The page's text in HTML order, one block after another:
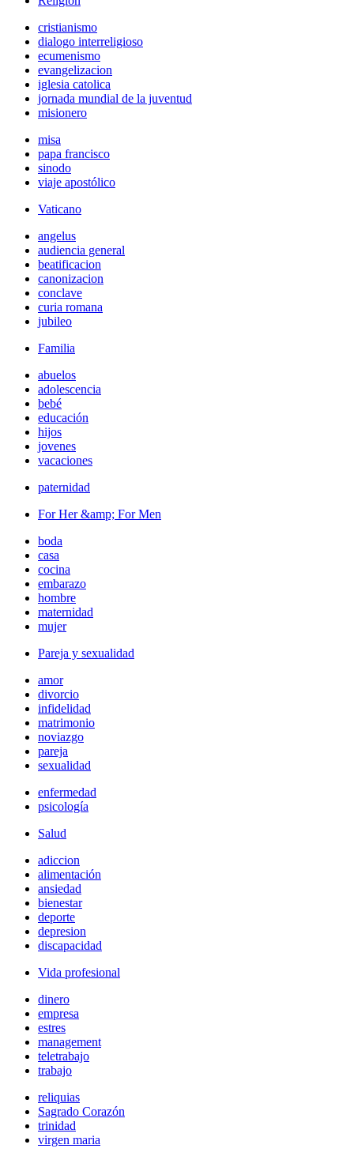
cristianismo
dialogo interreligioso
ecumenismo
evangelizacion
iglesia catolica
jornada mundial de la juventud
misionero
misa
papa francisco
sinodo
viaje apostólico
Vaticano
angelus
audiencia general
beatificacion
canonizacion
conclave
curia romana
jubileo
Familia
abuelos
adolescencia
bebé
educación
hijos
jovenes
vacaciones
paternidad
For Her &amp; For Men
boda
casa
cocina
embarazo
hombre
maternidad
mujer
Pareja y sexualidad
amor
divorcio
infidelidad
matrimonio
noviazgo
pareja
sexualidad
enfermedad
psicología
Salud
adiccion
alimentación
ansiedad
bienestar
deporte
depresion
discapacidad
Vida profesional
dinero
empresa
estres
management
teletrabajo
trabajo
reliquias
Sagrado Corazón
trinidad
virgen maria